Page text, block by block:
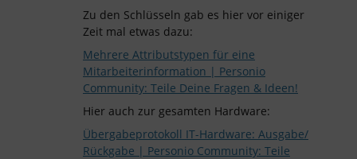
Zu den Schlüsseln gab es hier vor einiger
Zeit mal etwas dazu:
Mehrere Attributstypen für eine
Mitarbeiterinformation | Personio
Community: Teile Deine Fragen & Ideen!
Hier auch zur gesamten Hardware:
Übergabeprotokoll IT-Hardware: Ausgabe/
Rückgabe | Personio Community: Teile